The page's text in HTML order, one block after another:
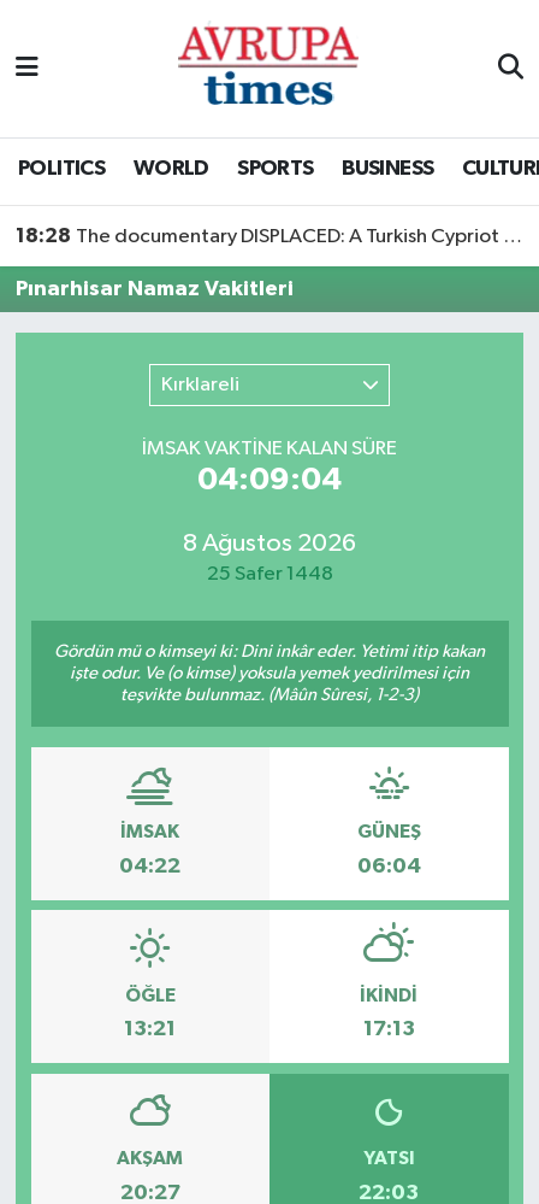
POLITICS WORLD SPORTS BUSINESS
18:28 The documentary DISPLACED: A Turkish Cypriot Story is now available to watch
Pınarhisar Namaz Vakitleri
Kırklareli
İMSAK VAKTİNE KALAN SÜRE
04:09:04
8 Ağustos 2026
25 Safer 1448
Gördün mü o kimseyi ki: Dini inkâr eder. Yetimi itip kakan
işte odur. Ve (o kimse) yoksula yemek yedirilmesi için
teşvikte bulunmaz. (Mâûn Sûresi, 1-2-3)
İMSAK
04:22
GÜNEŞ
06:04
ÖĞLE
13:21
İKINDI
17:13
AKŞAM
20:27
YATSI
22:03
Nöbetçi Eczaneler
Süper Lig Puan Durumu ve Fikstür
Son Dakika Haberleri